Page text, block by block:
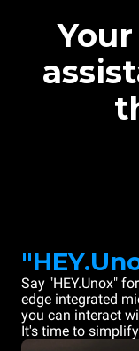
Say "HEY.Unox"
edge integrated
you can interact
It's time to